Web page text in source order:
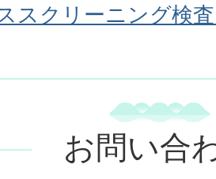
スクリーニング検
お問い合